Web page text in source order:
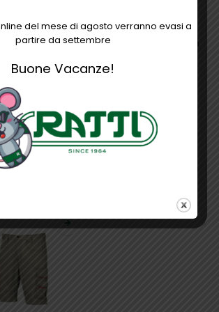
basse totalmente “no metal”,
della linea Concept Plus, con tomaia in
idrorepellente, puntale Composite,
e suola PU/PU, S3 SRC
AGGIUNTIVE
del mese di agosto verranno evasi a
partire da settembre
Buone Vacanze!